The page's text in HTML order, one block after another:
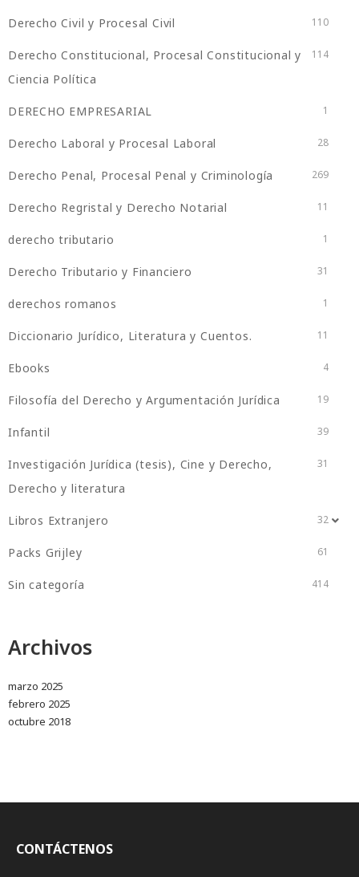
Derecho Civil y Procesal Civil 110
Derecho Constitucional, Procesal Constitucional y
Ciencia Política
114
DERECHO EMPRESARIAL 1
Derecho Laboral y Procesal Laboral 28
Derecho Penal, Procesal Penal y Criminología 269
Derecho Regristal y Derecho Notarial 11
derecho tributario 1
Derecho Tributario y Financiero 31
derechos romanos 1
Diccionario Jurídico, Literatura y Cuentos. 11
Ebooks 4
Filosofía del Derecho y Argumentación Jurídica 19
Infantil 39
Investigación Jurídica (tesis), Cine y Derecho,
Derecho y literatura
31
Libros Extranjero 32
Packs Grijley 61
Sin categoría 414
Archivos
marzo 2025
febrero 2025
octubre 2018
CONTÁCTENOS